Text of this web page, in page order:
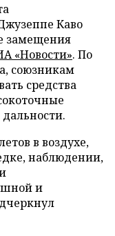
Каво
замещения
«Новости». По
союзникам
средства
в воздухе,
наблюдении,
и